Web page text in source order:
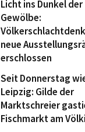
Licht ins Dunkel der
Gewölbe:
neue
erschlossen
Seit Donnerstag
Leipzig: Gilde der
Marktschreier
Fischmarkt am Völki